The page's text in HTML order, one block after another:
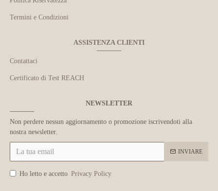
Termini e Condizioni
ASSISTENZA CLIENTI
Contattaci
Certificato di Test REACH
NEWSLETTER
Non perdere nessun aggiornamento o promozione iscrivendoti alla
nostra newsletter.
INVIARE
Ho letto e accetto Privacy Policy